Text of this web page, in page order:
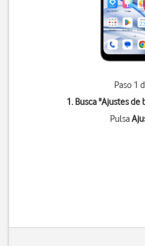
Paso 1
1. Busca "Ajustes de
Pulsa